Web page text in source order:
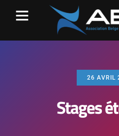
26 AVRIL
Stages